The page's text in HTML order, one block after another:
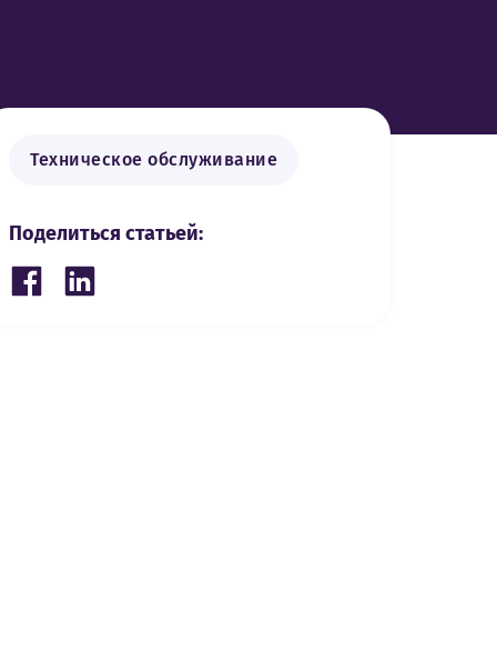
Техническое обслуживание
Поделиться статьей:
Share on Facebook
Share on LinkedIn